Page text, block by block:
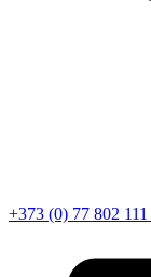
+373 (0) 77 802 111